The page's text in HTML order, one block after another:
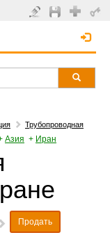
Трубопроводная
Азия + Иран
Продать